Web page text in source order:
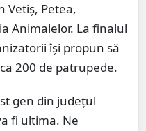
Vetiș, Petea,
Animalelor. La finalul
își propun să
200 de patrupede.
gen din județul
fi ultima. Ne